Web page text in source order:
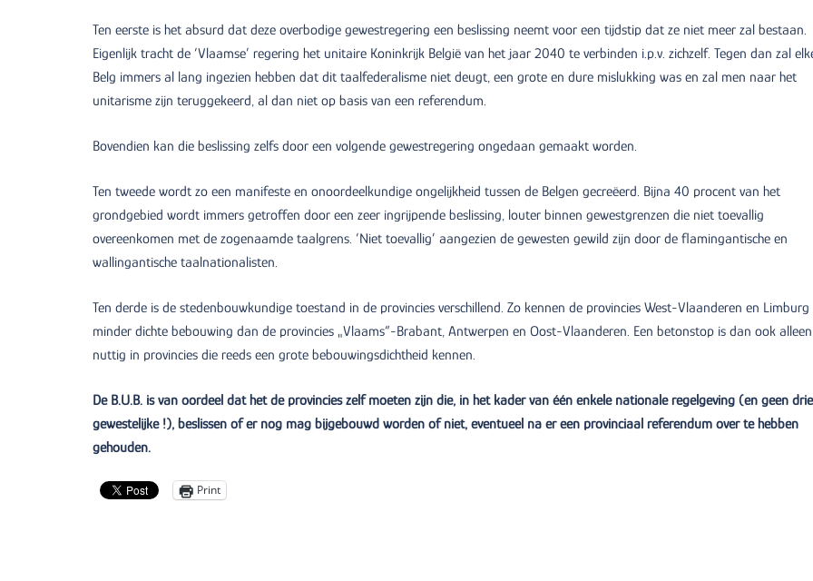
Ten eerste is het absurd dat deze overbodige gewestregering een beslissing neemt voor een tijdstip dat ze niet meer zal bestaan.
Eigenlijk tracht de ‘Vlaamse’ regering het unitaire Koninkrijk België van het jaar 2040 te verbinden i.p.v. zichzelf. Tegen dan zal
Belg immers al lang ingezien hebben dat dit taalfederalisme niet deugt, een grote en dure mislukking was en zal men naar het
unitarisme zijn teruggekeerd, al dan niet op basis van een referendum.
Bovendien kan die beslissing zelfs door een volgende gewestregering ongedaan gemaakt worden.
Ten tweede wordt zo een manifeste en onoordeelkundige ongelijkheid tussen de Belgen gecreëerd. Bijna 40 procent van het
grondgebied wordt immers getroffen door een zeer ingrijpende beslissing, louter binnen gewestgrenzen die niet toevallig
overeenkomen met de zogenaamde taalgrens. ‘Niet toevallig’ aangezien de gewesten gewild zijn door de flamingantische en
wallingantische taalnationalisten.
Ten derde is de stedenbouwkundige toestand in de provincies verschillend. Zo kennen de provincies West-Vlaanderen en Limburg
minder dichte bebouwing dan de provincies „Vlaams“-Brabant, Antwerpen en Oost-Vlaanderen. Een betonstop is dan ook alleen
nuttig in provincies die reeds een grote bebouwingsdichtheid kennen.
De B.U.B. is van oordeel dat het de provincies zelf moeten zijn die, in het kader van één enkele nationale regelgeving (en geen drie
gewestelijke !), beslissen of er nog mag bijgebouwd worden of niet, eventueel na er een provinciaal referendum over te hebben
gehouden.
Print